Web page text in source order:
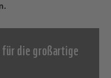
für die großartige